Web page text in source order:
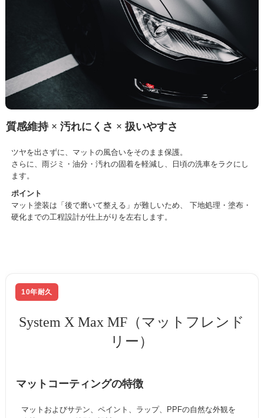
質感維持 × 汚れにくさ × 扱いやすさ
ツヤを出さずに、マットの風合いをそのまま保護。
さらに、雨ジミ・油分・汚れの固着を軽減し、日頃の洗車をラクにし
ます。
ポイント
マット塗装は「後で磨いて整える」が難しいため、
下地処理・塗布・
硬化までの工程設計が仕上がりを左右します。
10年耐久
System X Max MF（マットフレンド
リー）
マットコーティングの特徴
マットおよびサテン、ペイント、ラップ、PPFの自然な外観を